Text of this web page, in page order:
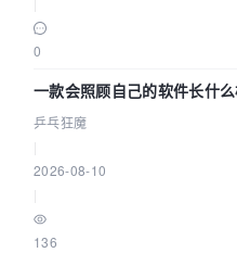
0
一款会照顾自己的软件长什
乒乓狂魔
2026-08-10
136